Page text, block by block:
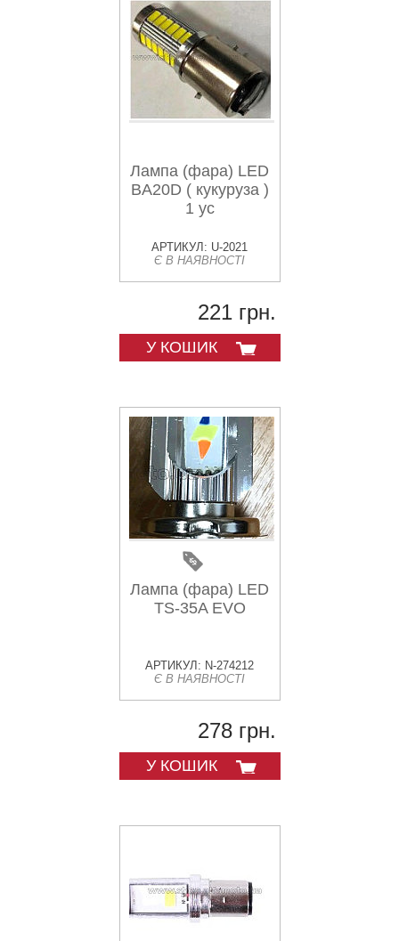
Лампа (фара) LED
BA20D ( кукуруза )
1 ус
АРТИКУЛ: U-2021
Є В НАЯВНОСТІ
221 грн.
У КОШИК
Лампа (фара) LED
TS-35A EVO
АРТИКУЛ: N-274212
Є В НАЯВНОСТІ
278 грн.
У КОШИК